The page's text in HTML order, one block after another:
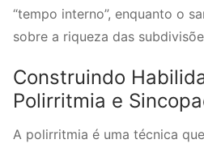
“tempo interno”, enquanto o
sobre a riqueza das
Construindo
Polirritmia e
A polirritmia é uma técnica